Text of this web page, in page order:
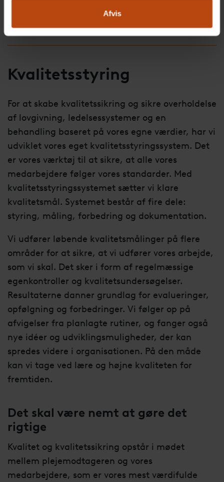
Afvis
Kvalitetsstyring
For at skabe kvalitetssikring og sikre overholdelse
af lovgivning, ledelsessystemer og en
behandling baseret på vores egne værdier, har vi
udviklet vores eget kvalitetsstyringssystem. Det
er vores værktøj til at sikre, at alle vores
medarbejdere følger vores standarder. Med
kvalitetsstyringssystemet sætter vi klare
kvalitetsmål. Systemet består af fire dele:
styring, måling, forbedring og dokumentation.
Vi udfører løbende kvalitetsmålinger på flere
områder for at sikre, at vi udfører vores arbejde,
som vi skal. Det sker i form af regelmæssige
egenkontroller og kvalitetsundersøgelser.
Resultaterne danner grundlag for evalueringer,
opfølgning og forbedringer. Vi følger op på
afvigelser fra planlagte rutiner, og fanger også
nye idéer og udviklingsmuligheder, der kan
spredes videre i organisationen. På den måde
kan vi tage ved lære og højne kvaliteten for
fremtiden.
Det skal være nemt at gøre det
rigtige
Kvalitet og kvalitetssikring opstår i mødet
mellem plejemodtageren og vores
medarbejdere, som er vores mest værdifulde